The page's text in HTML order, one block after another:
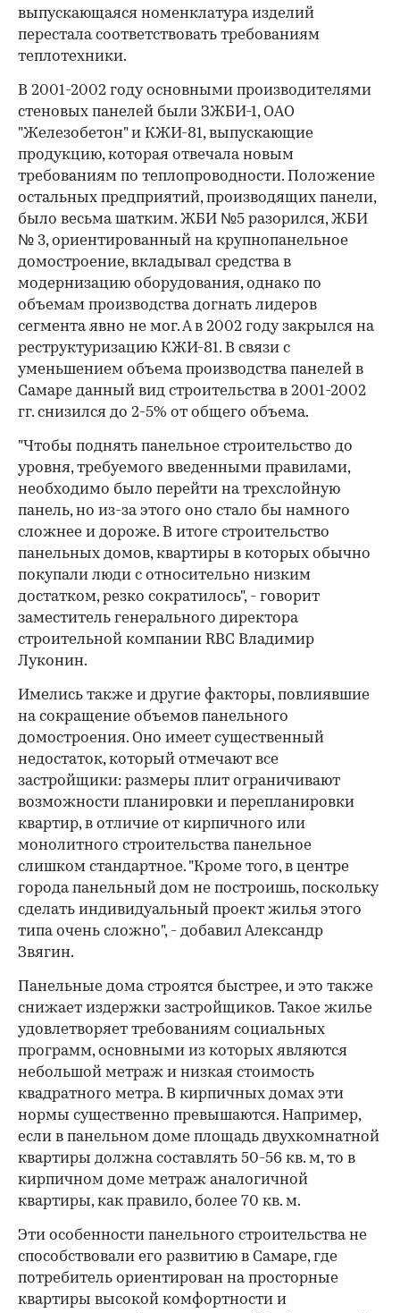
выпускающаяся номенклатура изделий
перестала соответствовать требованиям
теплотехники.
В 2001-2002 году основными производителями
стеновых панелей были ЗЖБИ-1, ОАО
"Железобетон" и КЖИ-81, выпускающие
продукцию, которая отвечала новым
требованиям по теплопроводности. Положение
остальных предприятий, производящих панели,
было весьма шатким. ЖБИ №5 разорился, ЖБИ
№ 3, ориентированный на крупнопанельное
домостроение, вкладывал средства в
модернизацию оборудования, однако по
объемам производства догнать лидеров
сегмента явно не мог. А в 2002 году закрылся на
реструктуризацию КЖИ-81. В связи с
уменьшением объема производства панелей в
Самаре данный вид строительства в 2001-2002
гг. снизился до 2-5% от общего объема.
"Чтобы поднять панельное строительство до
уровня, требуемого введенными правилами,
необходимо было перейти на трехслойную
панель, но из-за этого оно стало бы намного
сложнее и дороже. В итоге строительство
панельных домов, квартиры в которых обычно
покупали люди с относительно низким
достатком, резко сократилось", - говорит
заместитель генерального директора
строительной компании RBC Владимир
Луконин.
Имелись также и другие факторы, повлиявшие
на сокращение объемов панельного
домостроения. Оно имеет существенный
недостаток, который отмечают все
застройщики: размеры плит ограничивают
возможности планировки и перепланировки
квартир, в отличие от кирпичного или
монолитного строительства панельное
слишком стандартное. "Кроме того, в центре
города панельный дом не построишь, поскольку
сделать индивидуальный проект жилья этого
типа очень сложно", - добавил Александр
Звягин.
Панельные дома строятся быстрее, и это также
снижает издержки застройщиков. Такое жилье
удовлетворяет требованиям социальных
программ, основными из которых являются
небольшой метраж и низкая стоимость
квадратного метра. В кирпичных домах эти
нормы существенно превышаются. Например,
если в панельном доме площадь двухкомнатной
квартиры должна составлять 50-56 кв. м, то в
кирпичном доме метраж аналогичной
квартиры, как правило, более 70 кв. м.
Эти особенности панельного строительства не
способствовали его развитию в Самаре, где
потребитель ориентирован на просторные
квартиры высокой комфортности и